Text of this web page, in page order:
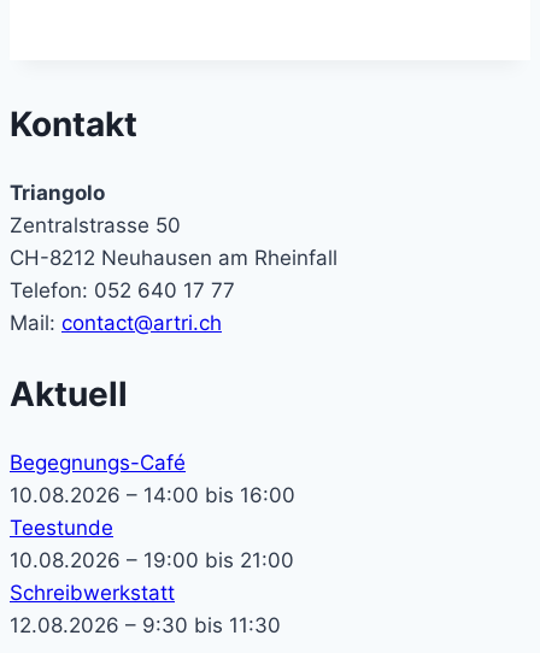
Kontakt
Triangolo
Zentralstrasse 50
CH-8212 Neuhausen am Rheinfall
Telefon: 052 640 17 77
Mail: contact@artri.ch
Aktuell
Begegnungs-Café
10.08.2026 – 14:00 bis 16:00
Teestunde
10.08.2026 – 19:00 bis 21:00
Schreibwerkstatt
12.08.2026 – 9:30 bis 11:30